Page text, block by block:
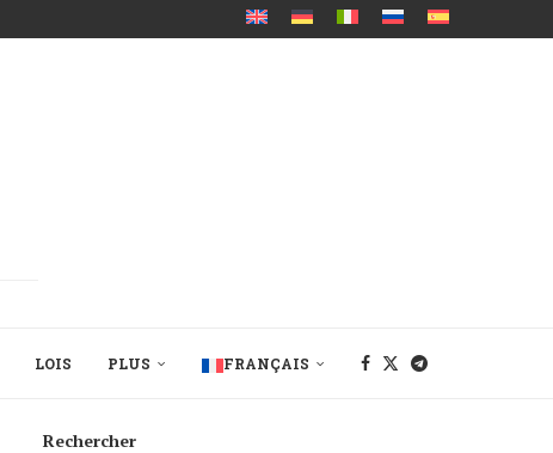
LOIS PLUS FRANÇAIS
Rechercher